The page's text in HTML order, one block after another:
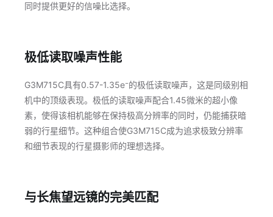
同时提供更好的信噪比选择。
极低读取噪声性能
G3M715C具有0.57-1.35e⁻的极低读取噪声，这是同级别相
机中的顶级表现。极低的读取噪声配合1.45微米的超小像
素，使得该相机能够在保持极高分辨率的同时，仍能捕获暗
弱的行星细节。这种组合使G3M715C成为追求极致分辨率
和细节表现的行星摄影师的理想选择。
与长焦望远镜的完美匹配